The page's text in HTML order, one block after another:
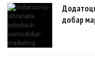
добар